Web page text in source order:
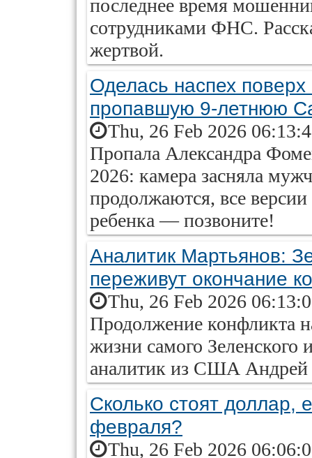
последнее время
сотрудниками ФНС.
жертвой.
Оделась наспех
пропавшую 9-летнюю
Thu, 26 Feb 2026
Пропала Александра
2026: камера засняла
продолжаются, все
ребенка — позвоните!
Аналитик Мартьянов:
переживут окончание
Thu, 26 Feb 2026
Продолжение конфликта
жизни самого Зеленского
аналитик из США Андрей
Сколько стоят доллар,
февраля?
Thu, 26 Feb 2026